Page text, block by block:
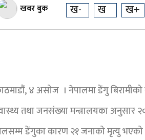
खबर बुक ख- ख ख+
४ असोज । नेपालमा डेंगु
तथा जनसंख्या मन्त्रालयका
डेंगुका कारण २१ जनाको मृत्यु भएको